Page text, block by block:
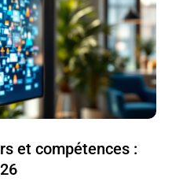
et compétences :